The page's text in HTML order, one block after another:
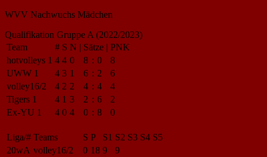
WVV Nachwuchs Mädchen
Qualifikation Gruppe A (2022/2023)
Team
# S N | Sätze | PNK
hotvolleys 1 4 4 0 8 : 0
8
UWW 1
4 3 1 6 : 2
6
volley16/2
4 2 2 4 : 4
4
Tigers 1
4 1 3 2 : 6
2
Ex-YU 1
4 0 4 0 : 8 0
Liga/# Teams S P S1 S2 S3 S4 S5
20wA volley16/2 0 18 9
9